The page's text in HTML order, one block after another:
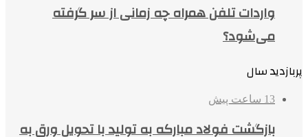
واردات تلفن همراه چه زمانی از سر گرفته
می‌شود؟
پربازدید سال
13 ساعت پیش
بازگشت فولاد مبارکه به تولید با تحویل ورق به